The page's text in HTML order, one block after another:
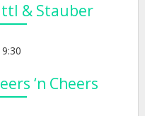
& Stauber
‘n Cheers